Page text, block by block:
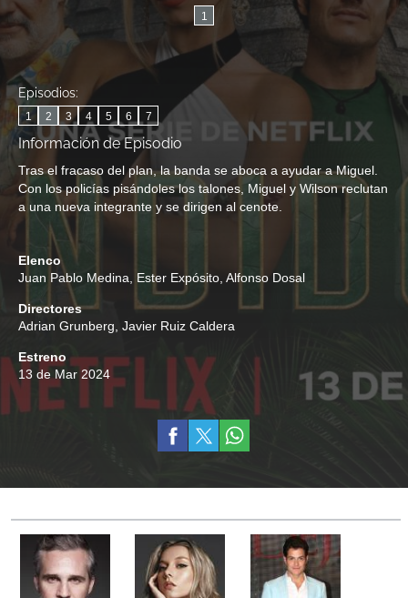
1
Episodios:
1 2 3 4 5 6 7
Información de Episodio
Tras el fracaso del plan, la banda se aboca a ayudar a Miguel.
Con los policías pisándoles los talones, Miguel y Wilson reclutan
a una nueva integrante y se dirigen al cenote.
Elenco
Juan Pablo Medina
Ester Expósito Alfonso Dosal
Directores
Adrian Grunberg Javier Ruiz Caldera
Estreno
13 de Mar 2024